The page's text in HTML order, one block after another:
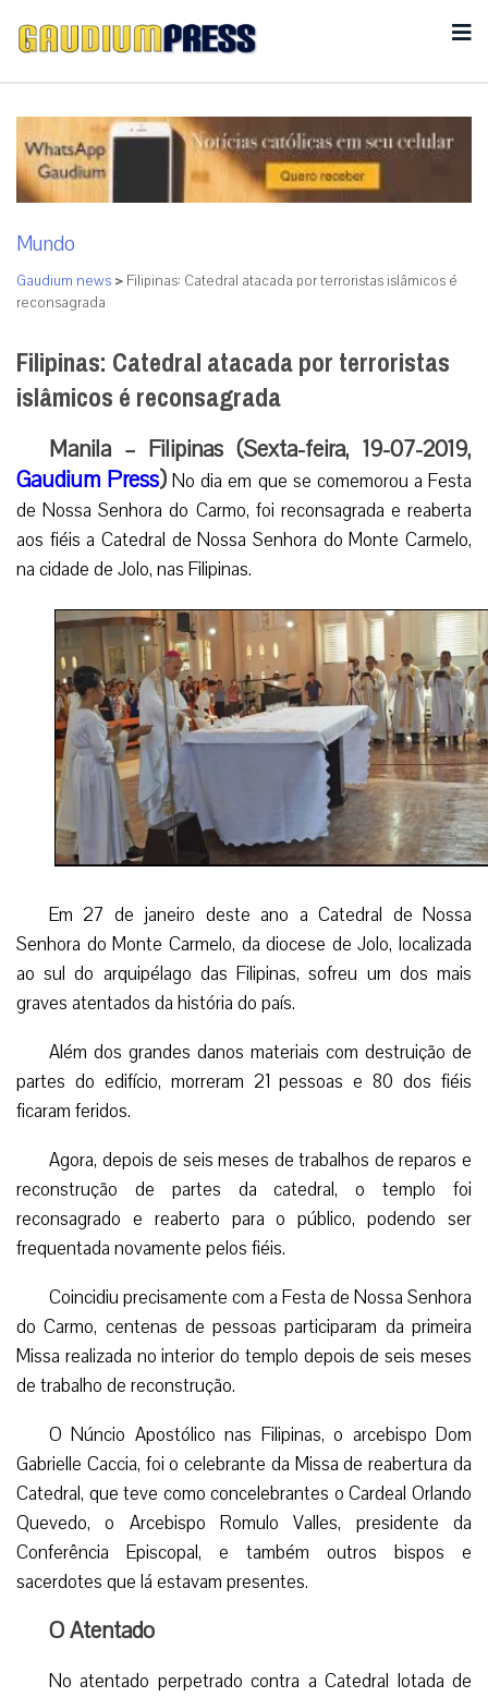
Mundo
Gaudium news > Filipinas: Catedral atacada por terroristas islâmicos é
reconsagrada
Filipinas: Catedral atacada por terroristas
islâmicos é reconsagrada
Manila – Filipinas (Sexta-feira, 19-07-2019,
Gaudium Press) No dia em que se comemorou a Festa
de Nossa Senhora do Carmo, foi reconsagrada e reaberta
aos fiéis a Catedral de Nossa Senhora do Monte Carmelo,
na cidade de Jolo, nas Filipinas.
Em 27 de janeiro deste ano a Catedral de Nossa
Senhora do Monte Carmelo, da diocese de Jolo, localizada
ao sul do arquipélago das Filipinas, sofreu um dos mais
graves atentados da história do país.
Além dos grandes danos materiais com destruição de
partes do edifício, morreram 21 pessoas e 80 dos fiéis
ficaram feridos.
Agora, depois de seis meses de trabalhos de reparos e
reconstrução de partes da catedral, o templo foi
reconsagrado e reaberto para o público, podendo ser
frequentada novamente pelos fiéis.
Coincidiu precisamente com a Festa de Nossa Senhora
do Carmo, centenas de pessoas participaram da primeira
Missa realizada no interior do templo depois de seis meses
de trabalho de reconstrução.
O Núncio Apostólico nas Filipinas, o arcebispo Dom
Gabrielle Caccia, foi o celebrante da Missa de reabertura da
Catedral, que teve como concelebrantes o Cardeal Orlando
Quevedo, o Arcebispo Romulo Valles, presidente da
Conferência Episcopal, e também outros bispos e
sacerdotes que lá estavam presentes.
O Atentado
No atentado perpetrado contra a Catedral lotada de